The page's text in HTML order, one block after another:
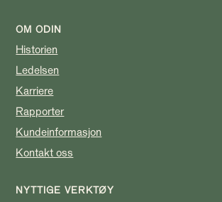
OM ODIN
Historien
Ledelsen
Karriere
Rapporter
Kundeinformasjon
Kontakt oss
NYTTIGE VERKTØY